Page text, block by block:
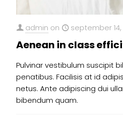
admin on september
Aenean in class
Pulvinar vestibulum suscipit
penatibus. Facilisis at id
netus. Ante adipiscing dui
bibendum quam.